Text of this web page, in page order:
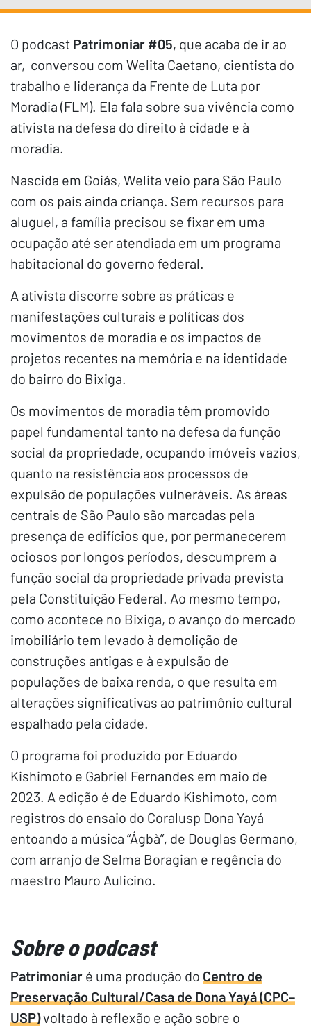
O podcast Patrimoniar #05, que acaba de ir ao
ar, conversou com Welita Caetano, cientista do
trabalho e liderança da Frente de Luta por
Moradia (FLM). Ela fala sobre sua vivência como
ativista na defesa do direito à cidade e à
moradia.
Nascida em Goiás, Welita veio para São Paulo
com os pais ainda criança. Sem recursos para
aluguel, a família precisou se fixar em uma
ocupação até ser atendiada em um programa
habitacional do governo federal.
A ativista discorre sobre as práticas e
manifestações culturais e políticas dos
movimentos de moradia e os impactos de
projetos recentes na memória e na identidade
do bairro do Bixiga.
Os movimentos de moradia têm promovido
papel fundamental tanto na defesa da função
social da propriedade, ocupando imóveis vazios,
quanto na resistência aos processos de
expulsão de populações vulneráveis. As áreas
centrais de São Paulo são marcadas pela
presença de edifícios que, por permanecerem
ociosos por longos períodos, descumprem a
função social da propriedade privada prevista
pela Constituição Federal. Ao mesmo tempo,
como acontece no Bixiga, o avanço do mercado
imobiliário tem levado à demolição de
construções antigas e à expulsão de
populações de baixa renda, o que resulta em
alterações significativas ao patrimônio cultural
espalhado pela cidade.
O programa foi produzido por Eduardo
Kishimoto e Gabriel Fernandes em maio de
2023. A edição é de Eduardo Kishimoto, com
registros do ensaio do Coralusp Dona Yayá
entoando a música “Ágbà”, de Douglas Germano,
com arranjo de Selma Boragian e regência do
maestro Mauro Aulicino.
Sobre o podcast
Patrimoniar é uma produção do Centro de
Preservação Cultural/Casa de Dona Yayá (CPC–
USP)voltado à reflexão e ação sobre o